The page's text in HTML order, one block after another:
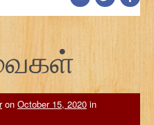
on October 15, 2020 in